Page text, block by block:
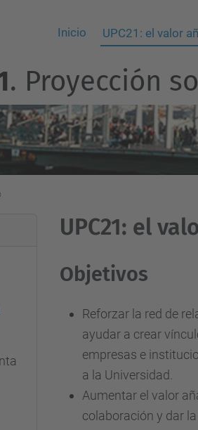
Inicio UPC21: el valor
. Proyección
UPC21: el
Objetivos
Reforzar la red de
ayudar a crear
empresas e
a la Universidad.
Aumentar el valor
colaboración y dar